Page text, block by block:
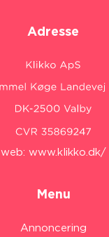
Adresse
web: www.klikko.dk/
Menu
Annoncering